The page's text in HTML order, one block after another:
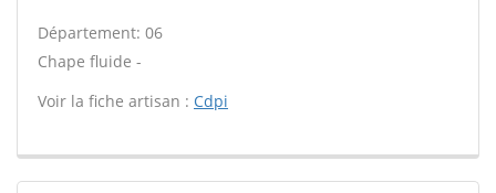
Département: 06
Chape fluide -
Voir la fiche artisan : Cdpi